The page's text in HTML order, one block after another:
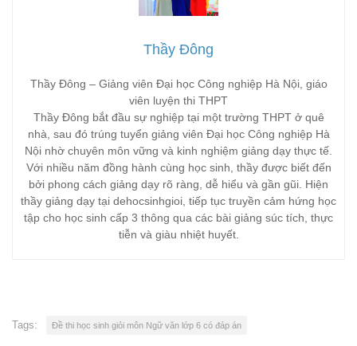
Thầy Đông
Thầy Đông – Giảng viên Đại học Công nghiệp Hà Nội, giáo
viên luyện thi THPT
Thầy Đông bắt đầu sự nghiệp tại một trường THPT ở quê
nhà, sau đó trúng tuyển giảng viên Đại học Công nghiệp Hà
Nội nhờ chuyên môn vững và kinh nghiệm giảng dạy thực tế.
Với nhiều năm đồng hành cùng học sinh, thầy được biết đến
bởi phong cách giảng dạy rõ ràng, dễ hiểu và gần gũi. Hiện
thầy giảng dạy tại dehocsinhgioi, tiếp tục truyền cảm hứng học
tập cho học sinh cấp 3 thông qua các bài giảng súc tích, thực
tiễn và giàu nhiệt huyết.
Tags: Đề thi học sinh giỏi môn Ngữ văn lớp 6 có đáp án